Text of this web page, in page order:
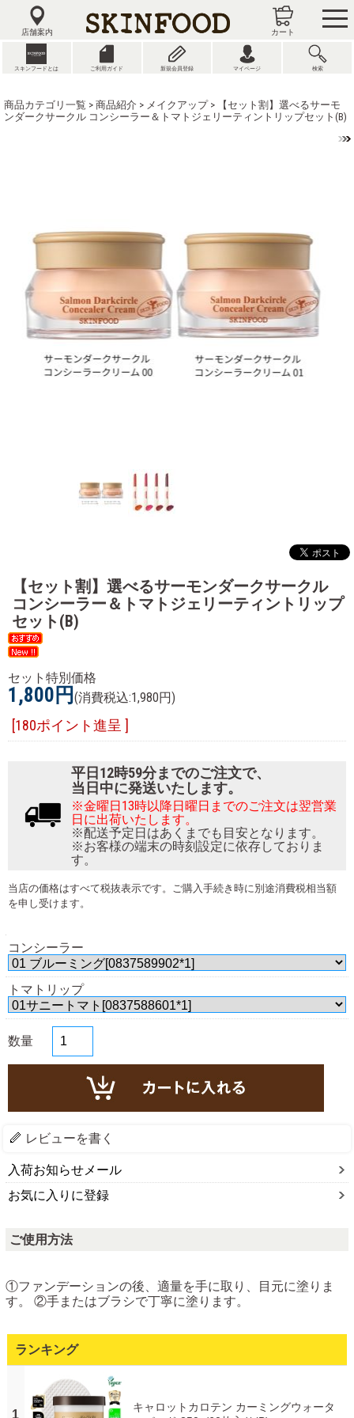
店舗案内 カート
スキンフードとは ご利用ガイド 新規会員登録 マイページ 検索
商品カテゴリ一覧 > 商品紹介 > メイクアップ> 【セット割】選べるサーモ
ンダークサークル コンシーラー＆トマトジェリーティントリップセット(B)
【セット割】選べるサーモンダークサークル
コンシーラー＆トマトジェリーティントリップ
セット(B)
セット特別価格
1,800円 (消費税込:1,980円)
[180ポイント進呈 ]
平日12時59分までのご注文で、
当日中に発送いたします。
※金曜日13時以降日曜日までのご注文は翌営業
日に出荷いたします。
※配送予定日はあくまでも目安となります。
※お客様の端末の時刻設定に依存しておりま
す。
当店の価格はすべて税抜表示です。ご購入手続き時に別途消費税相当額
を申し受けます。
コンシーラー
トマトリップ
数量
レビューを書く
入荷お知らせメール
お気に入りに登録
ご使用方法
①ファンデーションの後、適量を手に取り、目元に塗りま
す。 ②手またはブラシで丁寧に塗ります。
ランキング
1
キャロットカロテン カーミングウォータ